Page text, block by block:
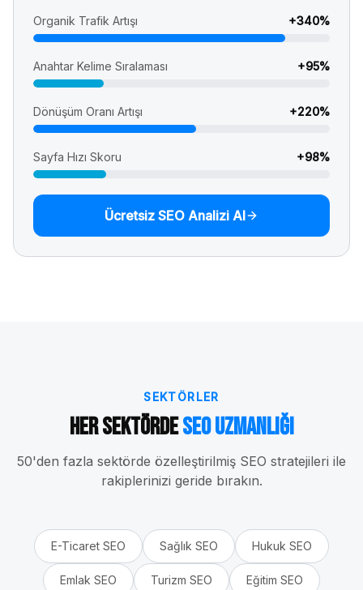
Organik Trafik Artışı +340%
Anahtar Kelime Sıralaması +95%
Dönüşüm Oranı Artışı +220%
Sayfa Hızı Skoru +98%
Ücretsiz SEO Analizi Al
SEKTÖRLER
Her SektördeSEO Uzmanlığı
50'den fazla sektörde özelleştirilmiş SEO stratejileri ile
rakiplerinizi geride bırakın.
E-Ticaret SEO Sağlık SEO Hukuk SEO
Emlak SEO Turizm SEO Eğitim SEO